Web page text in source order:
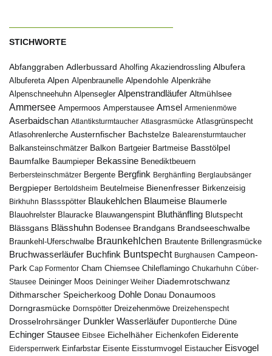
STICHWORTE
Abfanggraben Adlerbussard Aholfing Akaziendrossling Albufera
Albufereta Alpen Alpenbraunelle Alpendohle Alpenkrähe
Alpenschneehuhn Alpensegler Alpenstrandläufer Altmühlsee
Ammersee Ampermoos Amperstausee Amsel Armenienmöwe
Aserbaidschan Atlantiksturmtaucher Atlasgrasmücke Atlasgrünspecht
Atlasohrenlerche Austernfischer Bachstelze Balearensturmtaucher
Balkansteinschmätzer Balkon Bartgeier Bartmeise Basstölpel
Baumfalke Baumpieper Bekassine Benediktbeuern
Berbersteinschmätzer Bergente Bergfink Berghänfling Berglaubsänger
Bergpieper Bertoldsheim Beutelmeise Bienenfresser Birkenzeisig
Birkhuhn Blassspötter Blaukehlchen Blaumeise Blaumerle
Blauohrelster Blauracke Blauwangenspint Bluthänfling Blutspecht
Blässgans Blässhuhn Bodensee Brandgans Brandseeschwalbe
Braunkehl-Uferschwalbe Braunkehlchen Brautente Brillengrasmücke
Bruchwasserläufer Buchfink Buntspecht Burghausen Campeon-
Park Cap Formentor Cham Chiemsee Chileflamingo Chukarhuhn Cúber-
Stausee Deininger Moos Deininger Weiher Diademrotschwanz
Dithmarscher Speicherkoog Dohle Donau Donaumoos
Dorngrasmücke Dornspötter Dreizehenmöwe Dreizehenspecht
Drosselrohrsänger Dunkler Wasserläufer Dupontlerche Düne
Echinger Stausee Eibsee Eichelhäher Eichenkofen Eiderente
Eidersperrwerk Einfarbstar Eisente Eissturmvogel Eistaucher Eisvogel